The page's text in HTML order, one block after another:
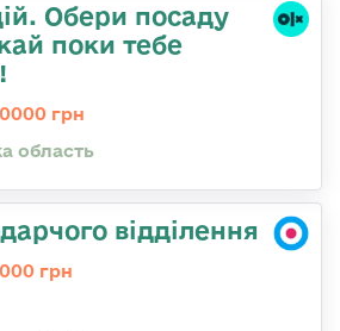
Обери посаду
поки тебе
грн
область
відділення
грн